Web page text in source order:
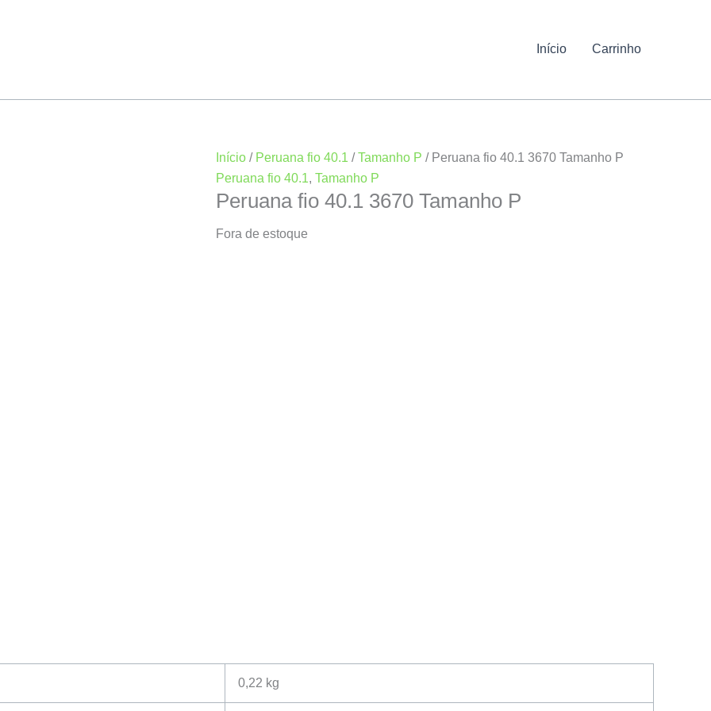
Início Carrinho
Início / Peruana fio 40.1 /Tamanho P / Peruana fio 40.1 3670 Tamanho P
Peruana fio 40.1, Tamanho P
Peruana fio 40.1 3670 Tamanho P
Fora de estoque
0,22 kg